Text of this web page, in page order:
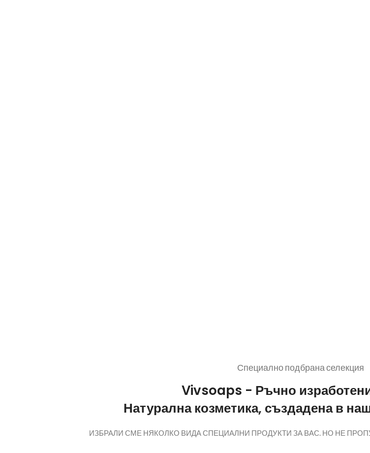
Специално подбрана селекция
Vivsoaps - Ръчно
Натурална козметика, създадена в
ИЗБРАЛИ СМЕ НЯКОЛКО ВИДА СПЕЦИАЛНИ ПРОДУКТИ ЗА ВАС. НО НЕ